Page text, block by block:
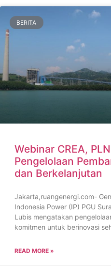
BERITA
Webinar CREA,
Pengelolaan
dan Berkelanjutan
Jakarta,ruangenergi.com-
Indonesia Power (IP) PGU
Lubis mengatakan
komitmen untuk berinovasi
READ MORE »